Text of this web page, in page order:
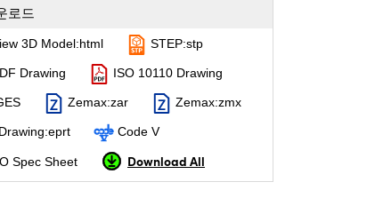
로드
3D Model:html STEP:stp
Drawing ISO 10110 Drawing
Zemax:zar Zemax:zmx
Code V
Spec Sheet Download All